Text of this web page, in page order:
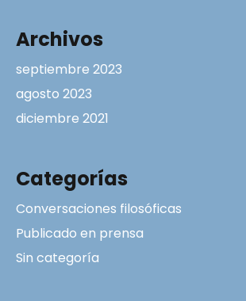
Archivos
septiembre 2023
agosto 2023
diciembre 2021
Categorías
Conversaciones filosóficas
Publicado en prensa
Sin categoría